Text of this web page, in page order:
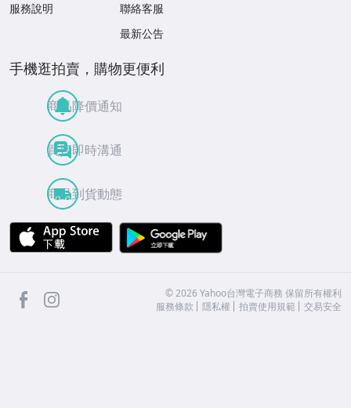
服務說明
聯絡客服
最新公告
手機逛拍賣，購物更便利
商品降價通知
買賣即時溝通
商品到貨動態
APP Store
facebook ©2026 Yahoo台灣電子商務 保留所有權利
服務條款
隱私權 拍賣使用規範 交易安全